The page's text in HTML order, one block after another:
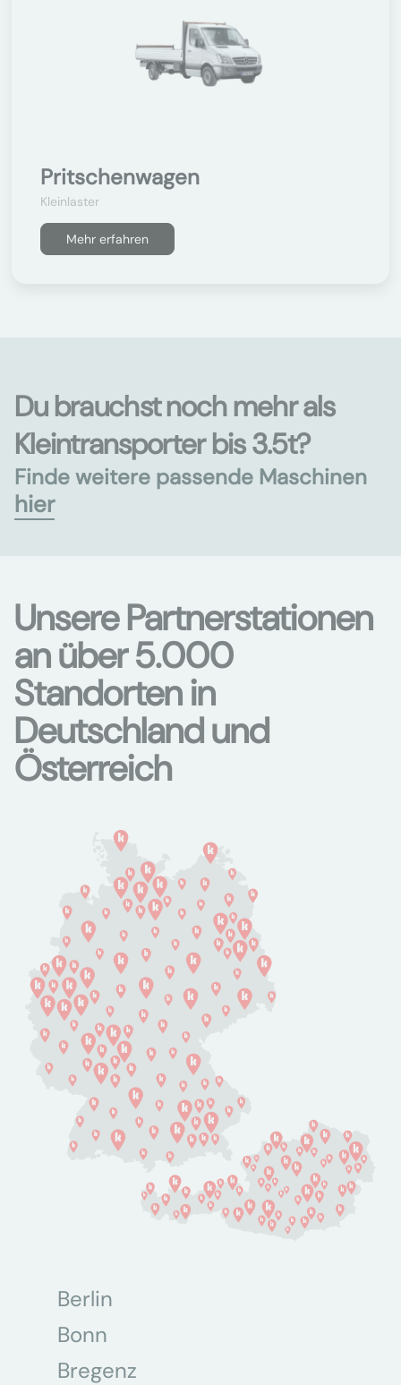
Pritschenwagen
Kleinlaster
Mehr erfahren
Du brauchst noch mehr als
Kleintransporter bis 3.5t?
Finde weitere passende Maschinen
hier
Unsere Partnerstationen
an über 5.000
Standorten in
Deutschland und
Österreich
Berlin
Bonn
Bregenz